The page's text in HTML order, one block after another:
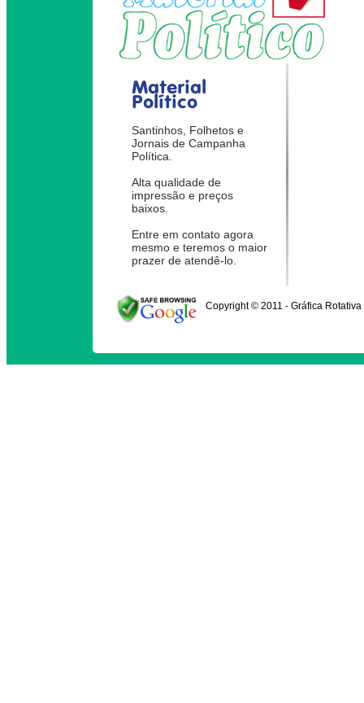
Material
Político
Santinhos, Folhetos e
Jornais de Campanha
Política.
Alta qualidade de
impressão e preços
baixos.
Entre em contato agora
mesmo e teremos o maior
prazer de atendê-lo.
Copyright © 2011 - Gráfica